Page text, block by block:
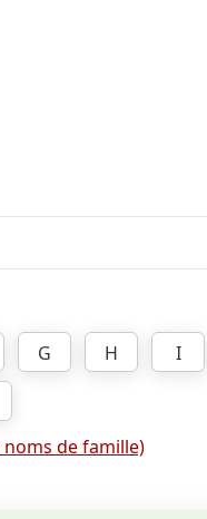
G H I
de famille)